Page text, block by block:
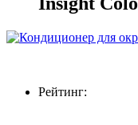
Рейтинг: